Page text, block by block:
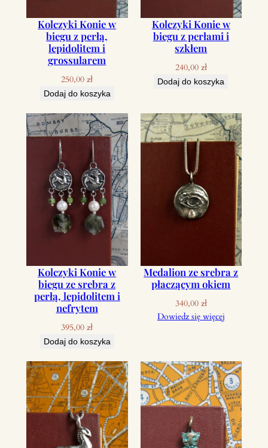
Kolczyki Konie w
biegu z perłą,
lepidolitem i
grossularem
250,00zł
Dodaj do koszyka
Kolczyki Konie w
biegu z perłami i
szkłem
240,00 zł
Dodaj do koszyka
Kolczyki Konie w
biegu ze srebra z
perłą, lepidolitem i
nefrytem
395,00zł
Dodaj do koszyka
Medalion ze srebra z
płaczącym okiem
340,00 zł
Dowiedz się więcej